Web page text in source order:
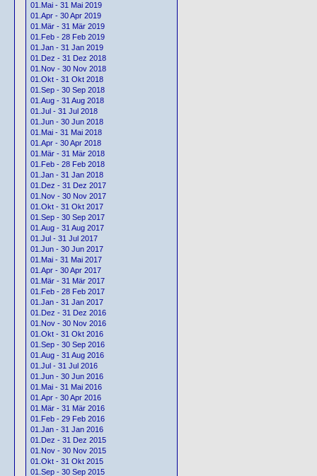
01.Mai - 31 Mai 2019
01.Apr - 30 Apr 2019
01.Mär - 31 Mär 2019
01.Feb - 28 Feb 2019
01.Jan - 31 Jan 2019
01.Dez - 31 Dez 2018
01.Nov - 30 Nov 2018
01.Okt - 31 Okt 2018
01.Sep - 30 Sep 2018
01.Aug - 31 Aug 2018
01.Jul - 31 Jul 2018
01.Jun - 30 Jun 2018
01.Mai - 31 Mai 2018
01.Apr - 30 Apr 2018
01.Mär - 31 Mär 2018
01.Feb - 28 Feb 2018
01.Jan - 31 Jan 2018
01.Dez - 31 Dez 2017
01.Nov - 30 Nov 2017
01.Okt - 31 Okt 2017
01.Sep - 30 Sep 2017
01.Aug - 31 Aug 2017
01.Jul - 31 Jul 2017
01.Jun - 30 Jun 2017
01.Mai - 31 Mai 2017
01.Apr - 30 Apr 2017
01.Mär - 31 Mär 2017
01.Feb - 28 Feb 2017
01.Jan - 31 Jan 2017
01.Dez - 31 Dez 2016
01.Nov - 30 Nov 2016
01.Okt - 31 Okt 2016
01.Sep - 30 Sep 2016
01.Aug - 31 Aug 2016
01.Jul - 31 Jul 2016
01.Jun - 30 Jun 2016
01.Mai - 31 Mai 2016
01.Apr - 30 Apr 2016
01.Mär - 31 Mär 2016
01.Feb - 29 Feb 2016
01.Jan - 31 Jan 2016
01.Dez - 31 Dez 2015
01.Nov - 30 Nov 2015
01.Okt - 31 Okt 2015
01.Sep - 30 Sep 2015